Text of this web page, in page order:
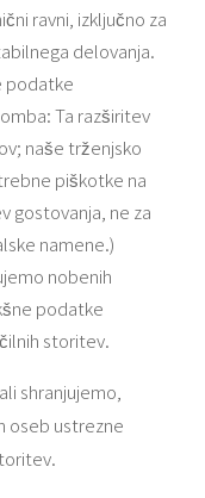
ravni, izključno za
delovanja.
podatke
Ta razširitev
naše trženjsko
piškotke na
gostovanja, ne za
namene.)
nobenih
podatke
storitev.
shranjujemo,
oseb ustrezne